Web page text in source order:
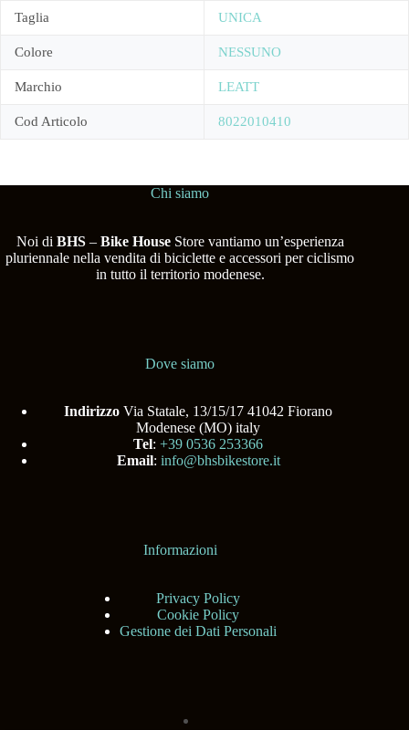
Taglia UNICA
Colore NESSUNO
Marchio LEATT
Cod Articolo 8022010410
Chi siamo
Noi di BHS– Bike HouseStore vantiamo un’esperienza
pluriennale nella vendita di biciclette e accessori per ciclismo
in tutto il territorio modenese.
Dove siamo
Indirizzo Via Statale, 13/15/17 41042 Fiorano
Modenese (MO) italy
Tel:+39 0536 253366
Email: info@bhsbikestore.it
Informazioni
Privacy Policy
Cookie Policy
Gestione dei Dati Personali